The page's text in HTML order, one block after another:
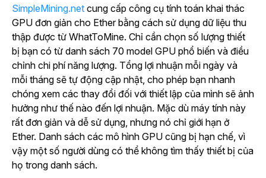
SimpleMining.net cung cấp công cụ tính toán khai thác
GPU đơn giản cho Ether bằng cách sử dụng dữ liệu thu
thập được từ WhatToMine. Chỉ cần chọn số lượng thiết
bị bạn có từ danh sách 70 model GPU phổ biến và điều
chỉnh chi phí năng lượng. Tổng lợi nhuận mỗi ngày và
mỗi tháng sẽ tự động cập nhật, cho phép bạn nhanh
chóng xem các thay đổi đối với thiết lập của mình sẽ ảnh
hưởng như thế nào đến lợi nhuận. Mặc dù máy tính này
rất đơn giản và dễ sử dụng, nhưng nó chỉ giới hạn ở
Ether. Danh sách các mô hình GPU cũng bị hạn chế, vì
vậy một số người dùng có thể không tìm thấy thiết bị của
họ trong danh sách.